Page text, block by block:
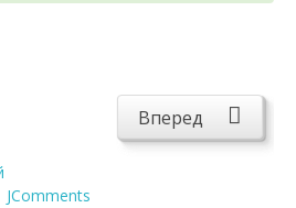
Вперед
JComments